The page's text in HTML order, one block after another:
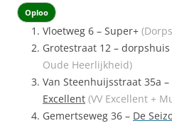
Oploo
Vloetweg 6 – Super+
Grotestraat 12 – dorpshuis
Oude Heerlijkheid)
Van Steenhuijsstraat 35a –
Excellent (VV Excellent +
Gemertseweg 36 – De